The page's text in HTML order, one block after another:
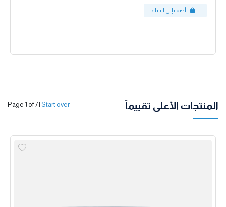
المنتجات الأعلى تقييماً Page 1 of 7| Start over